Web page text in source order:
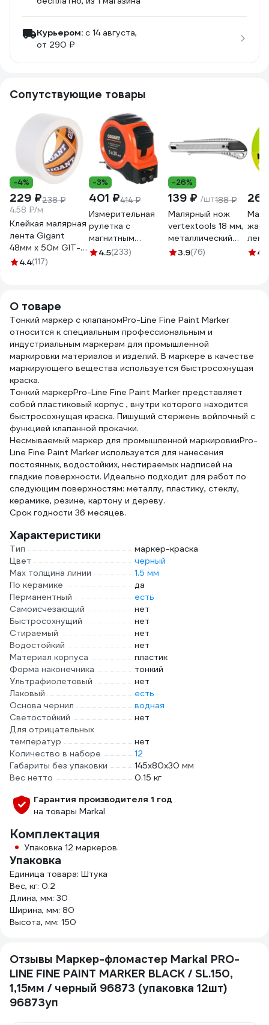
Курьером: c 14 августа,
от 290 ₽
Сопутствующие товары
-4%
229 ₽238 ₽
4.58 ₽/м
Клейкая малярная
лента Gigant
48мм x 50м GIT-
254.4(117)
-3%
401 ₽414 ₽
Измерительная
рулетка с
магнитным
крюком, 5x25мм
4.5(233)
-26%
139 ₽ /шт188 ₽
Малярный нож
vertextools 18 мм,
металлический
0044-18-02
3.9(76) 4.7
О товаре
Тонкий маркер с клапаномPro-Line Fine Paint Marker
относится к специальным профессиональным и
индустриальным маркерам для промышленной
маркировки материалов и изделий. В маркере в качестве
маркирующего вещества используется быстросохнущая
краска.
Тонкий маркерPro-Line Fine Paint Marker представляет
собой пластиковый корпус , внутри которого находится
быстросохнущая краска. Пишущий стержень войлочный с
функцией клапанной прокачки.
Несмываемый маркер для промышленной маркировкиPro-
Line Fine Paint Marker используется для нанесения
постоянных, водостойких, нестираемых надписей на
гладкие поверхности. Идеально подходит для работ по
следующим поверхностям: металлу, пластику, стеклу,
керамике, резине, картону и дереву.
Срок годности 36 месяцев.
Характеристики
Тип
маркер-краска
Цвет
черный
Мах толщина линии
1.5 мм
По керамике
да
Перманентный
есть
Самоисчезающий
нет
Быстросохнущий
нет
Стираемый
нет
Водостойкий
нет
Материал корпуса
пластик
Форма наконечника
тонкий
Ультрафиолетовый
нет
Лаковый
есть
Основа чернил
водная
Светостойкий
нет
Для отрицательных
температур
нет
Количество в наборе
12
Габариты без упаковки
145х80х30 мм
Вес нетто
0.15 кг
Гарантия производителя 1 год
на товары Markal
Комплектация
Упаковка 12 маркеров.
Упаковка
Единица товара: Штука
Вес, кг: 0.2
Длина, мм: 30
Ширина, мм: 80
Высота, мм: 150
Отзывы Маркер-фломастер Markal PRO-
LINE FINE PAINT MARKER BLACK / SL.150,
1,15мм / черный 96873 (упаковка 12шт)
96873уп